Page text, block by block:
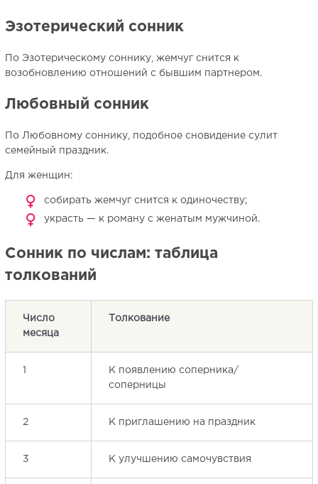
Эзотерический сонник
По Эзотерическому соннику, жемчуг снится к
возобновлению отношений с бывшим партнером.
Любовный сонник
По Любовному соннику, подобное сновидение сулит
семейный праздник.
Для женщин:
собирать жемчуг снится к одиночеству;
украсть — к роману с женатым мужчиной.
Сонник по числам: таблица
толкований
Число
месяца
Толкование
1
К появлению соперника/
соперницы
2 К приглашению на праздник
3 К улучшению самочувствия